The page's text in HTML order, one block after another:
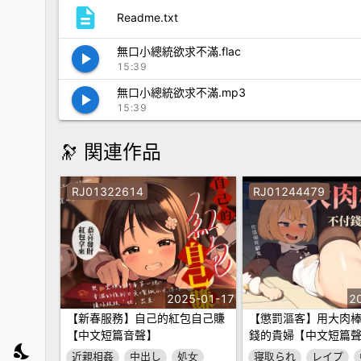
nights_stay
description Readme.txt
play_arrow 無口小總統欲求不滿.flac
15:39
play_arrow 無口小總統欲求不滿.mp3
15:39
🔭 関連作品
RJ01322614
2025-01-17
【新春服務】自己的紅包自己賺
【中文短篇音聲】
近親相姦 中出し 処女
RJ01244479
【懲罰漚客】用大肉
錢的貴婦【中文短篇聲
寝取られ レイプ